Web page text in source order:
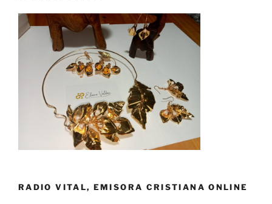
RADIO VITAL, EMISORA CRISTIANA ONLINE